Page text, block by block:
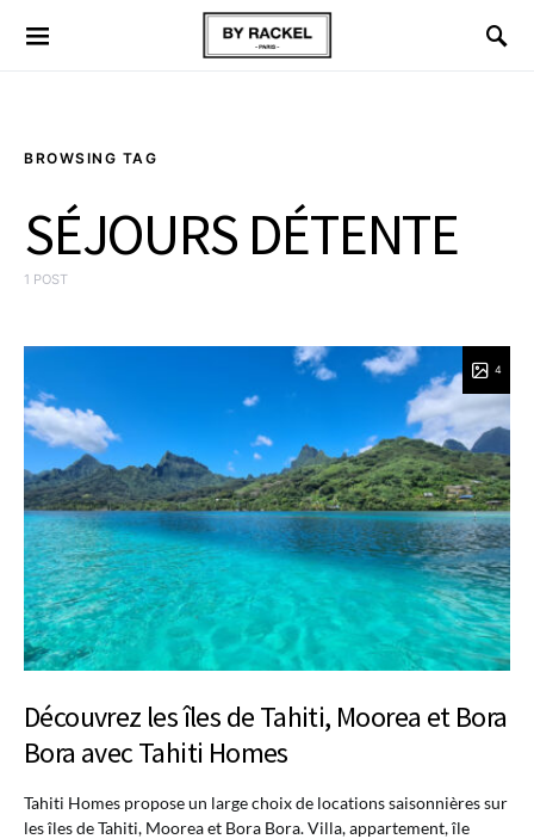
BROWSING TAG
SÉJOURS DÉTENTE
1 POST
4
Découvrez les îles de Tahiti, Moorea et Bora
Bora avec Tahiti Homes
Tahiti Homes propose un large choix de locations saisonnières sur
les îles de Tahiti, Moorea et Bora Bora. Villa, appartement, île